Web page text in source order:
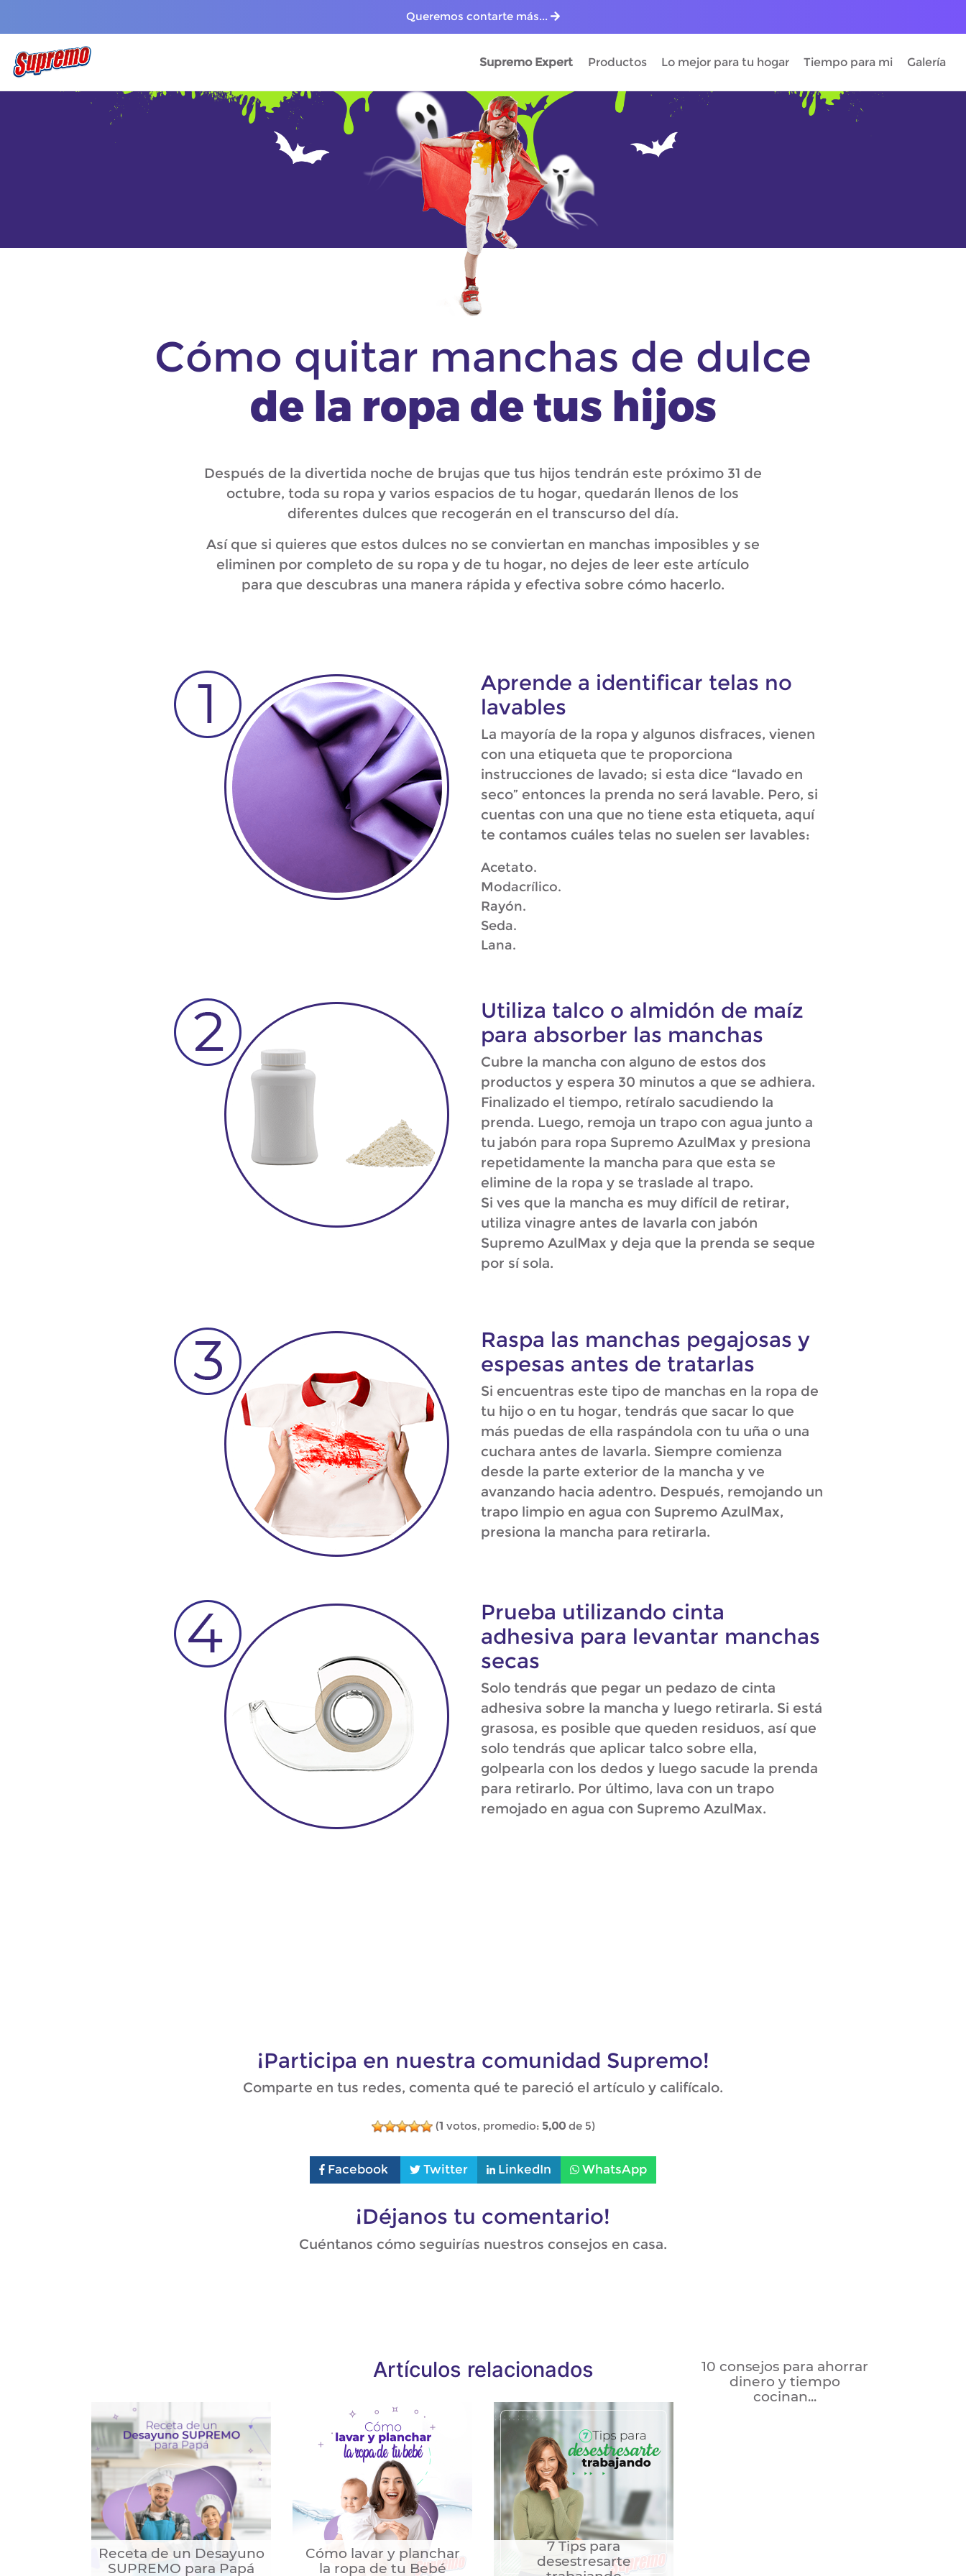
Queremos contarte más...
Supremo Expert Productos Lo mejor para tu hogar Tiempo para mi Galería
Cómo quitar manchas de dulce
de la ropa de tus hijos
Después de la divertida noche de brujas que tus hijos tendrán este próximo 31 de
octubre, toda su ropa y varios espacios de tu hogar, quedarán llenos de los
diferentes dulces que recogerán en el transcurso del día.
Así que si quieres que estos dulces no se conviertan en manchas imposibles y se
eliminen por completo de su ropa y de tu hogar, no dejes de leer este artículo
para que descubras una manera rápida y efectiva sobre cómo hacerlo.
Aprende a identificar telas no
lavables
La mayoría de la ropa y algunos disfraces, vienen
con una etiqueta que te proporciona
instrucciones de lavado; si esta dice “lavado en
seco” entonces la prenda no será lavable. Pero, si
cuentas con una que no tiene esta etiqueta, aquí
te contamos cuáles telas no suelen ser lavables:
Acetato.
Modacrílico.
Rayón.
Seda.
Lana.
Utiliza talco o almidón de maíz
para absorber las manchas
Cubre la mancha con alguno de estos dos
productos y espera 30 minutos a que se adhiera.
Finalizado el tiempo, retíralo sacudiendo la
prenda. Luego, remoja un trapo con agua junto a
tu jabón para ropa Supremo AzulMax y presiona
repetidamente la mancha para que esta se
elimine de la ropa y se traslade al trapo.
Si ves que la mancha es muy difícil de retirar,
utiliza vinagre antes de lavarla con jabón
Supremo AzulMax y deja que la prenda se seque
por sí sola.
Raspa las manchas pegajosas y
espesas antes de tratarlas
Si encuentras este tipo de manchas en la ropa de
tu hijo o en tu hogar, tendrás que sacar lo que
más puedas de ella raspándola con tu uña o una
cuchara antes de lavarla. Siempre comienza
desde la parte exterior de la mancha y ve
avanzando hacia adentro. Después, remojando un
trapo limpio en agua con Supremo AzulMax,
presiona la mancha para retirarla.
Prueba utilizando cinta
adhesiva para levantar manchas
secas
Solo tendrás que pegar un pedazo de cinta
adhesiva sobre la mancha y luego retirarla. Si está
grasosa, es posible que queden residuos, así que
solo tendrás que aplicar talco sobre ella,
golpearla con los dedos y luego sacude la prenda
para retirarlo. Por último, lava con un trapo
remojado en agua con Supremo AzulMax.
¡Participa en nuestra comunidad Supremo!
Comparte en tus redes, comenta qué te pareció el artículo y califícalo.
(1 votos, promedio: 5,00de 5)
Facebook Twitter LinkedIn WhatsApp
¡Déjanos tu comentario!
Cuéntanos cómo seguirías nuestros consejos en casa.
Artículos relacionados
Receta de un Desayuno
SUPREMO para Papá
Cómo lavar y planchar
la ropa de tu Bebé
7 Tips para
desestresarte
10 consejos para ahorrar
dinero y tiempo
cocinan...